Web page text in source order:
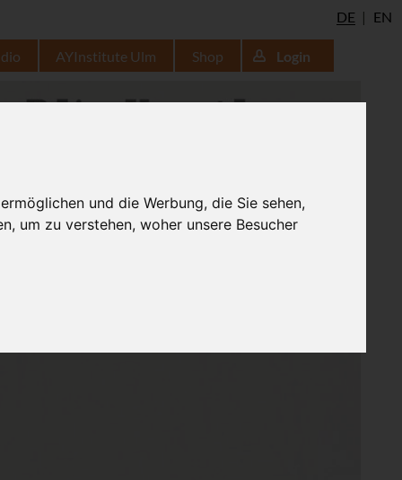
und die Werbung, die Sie sehen,
um zu verstehen, woher unsere Besucher
DE EN
AYInstitute Ulm Shop Login